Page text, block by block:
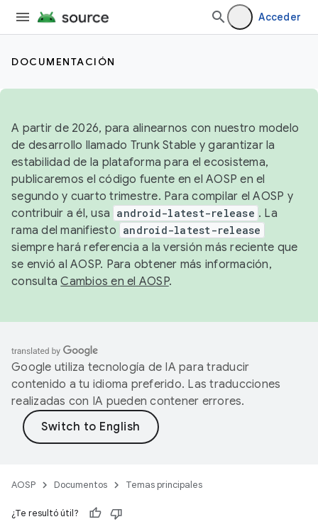
Acceder
DOCUMENTACIÓN
A partir de 2026, para alinearnos con nuestro modelo
de desarrollo llamado Trunk Stable y garantizar la
estabilidad de la plataforma para el ecosistema,
publicaremos el código fuente en el AOSP en el
segundo y cuarto trimestre. Para compilar el AOSP y
contribuir a él, usa android-latest-release . La
rama del manifiesto android-latest-release
siempre hará referencia a la versión más reciente que
se envió al AOSP. Para obtener más información,
consultaCambios en el AOSP.
Google utiliza tecnología de IA para traducir
contenido a tu idioma preferido. Las traducciones
realizadas con IA pueden contener errores.
AOSP Documentos Temas principales
¿Te resultó útil?